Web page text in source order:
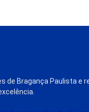
de Bragança Paulista e